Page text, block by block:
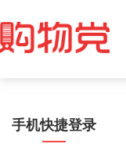
手机快捷登录